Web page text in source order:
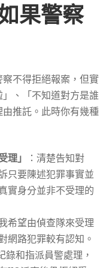
果警察
不得拒絕報案，但實
、「不知道對方是誰
推託。此時你有幾種
理」
：清楚告知對
只要陳述犯罪事實並
實身分並非不受理的
希望由偵查隊來受理
網路犯罪較有認知。
錄和指派員警處理，